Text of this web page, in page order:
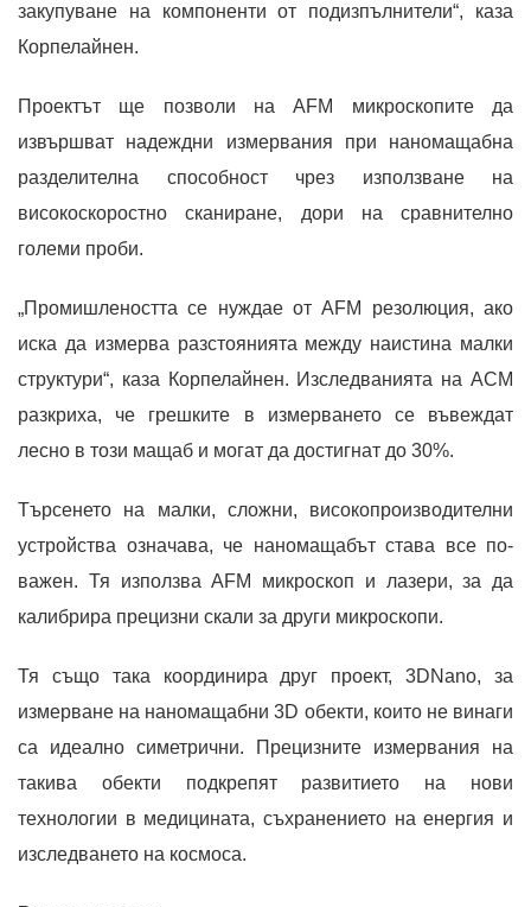
закупуване на компоненти от подизпълнители“, каза
Корпелайнен.
Проектът ще позволи на AFM микроскопите да
извършват надеждни измервания при наномащабна
разделителна способност чрез използване на
високоскоростно сканиране, дори на сравнително
големи проби.
„Промишлеността се нуждае от AFM резолюция, ако
иска да измерва разстоянията между наистина малки
структури“, каза Корпелайнен. Изследванията на АСМ
разкриха, че грешките в измерването се въвеждат
лесно в този мащаб и могат да достигнат до 30%.
Търсенето на малки, сложни, високопроизводителни
устройства означава, че наномащабът става все по-
важен. Тя използва AFM микроскоп и лазери, за да
калибрира прецизни скали за други микроскопи.
Тя също така координира друг проект, 3DNano, за
измерване на наномащабни 3D обекти, които не винаги
са идеално симетрични. Прецизните измервания на
такива обекти подкрепят развитието на нови
технологии в медицината, съхранението на енергия и
изследването на космоса.